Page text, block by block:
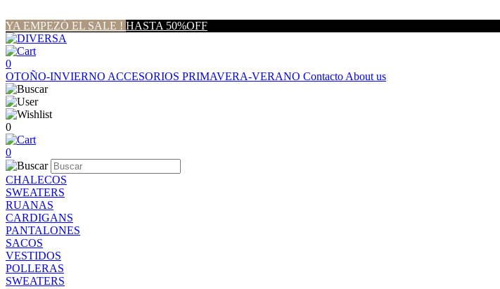
YA EMPEZÓ EL SALE ! HASTA 50%OFF
0
OTOÑO-INVIERNO ACCESORIOS PRIMAVERA-VERANO Contacto About us
0
0
CHALECOS
SWEATERS
RUANAS
CARDIGANS
PANTALONES
SACOS
VESTIDOS
POLLERAS
SWEATERS